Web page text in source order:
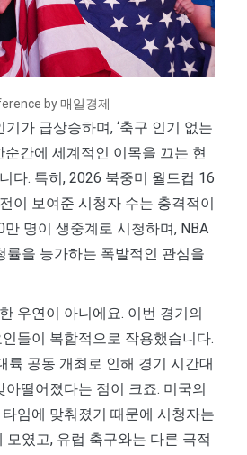
by 매일경제
가 급상승하며, ‘축구 인기 없는
순간에 세계적인 이목을 끄는 현
다. 특히, 2026 북중미 월드컵 16
이 보여준 시청자 수는 충격적이
명이 생중계로 시청하며, NBA
률을 능가하는 폭발적인 관심을
우연이 아니에요. 이번 경기의
들이 복합적으로 작용했습니다.
륙 공동 개최로 인해 경기 시간대
떨어졌다는 점이 크죠. 미국의
임에 맞춰졌기 때문에 시청자는
모였고, 유럽 축구와는 다른 극적